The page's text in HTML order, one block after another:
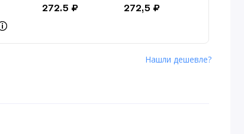
272.5 ₽ 272,5 ₽
Нашли дешевле?